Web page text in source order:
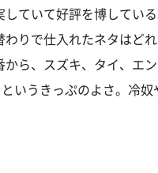
ていて好評を博してい
りで仕入れたネタはど
ら、スズキ、タイ、エ
いうきっぷのよさ。冷奴